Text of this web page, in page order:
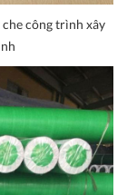
che công trình xây